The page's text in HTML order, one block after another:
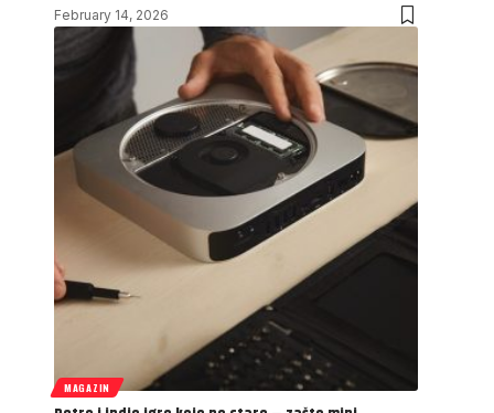
February 14, 2026
MAGAZIN